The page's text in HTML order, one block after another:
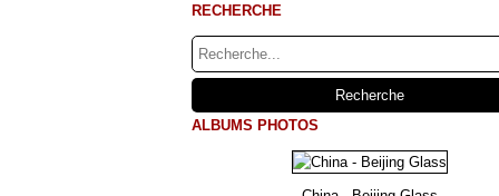
RECHERCHE
ALBUMS PHOTOS